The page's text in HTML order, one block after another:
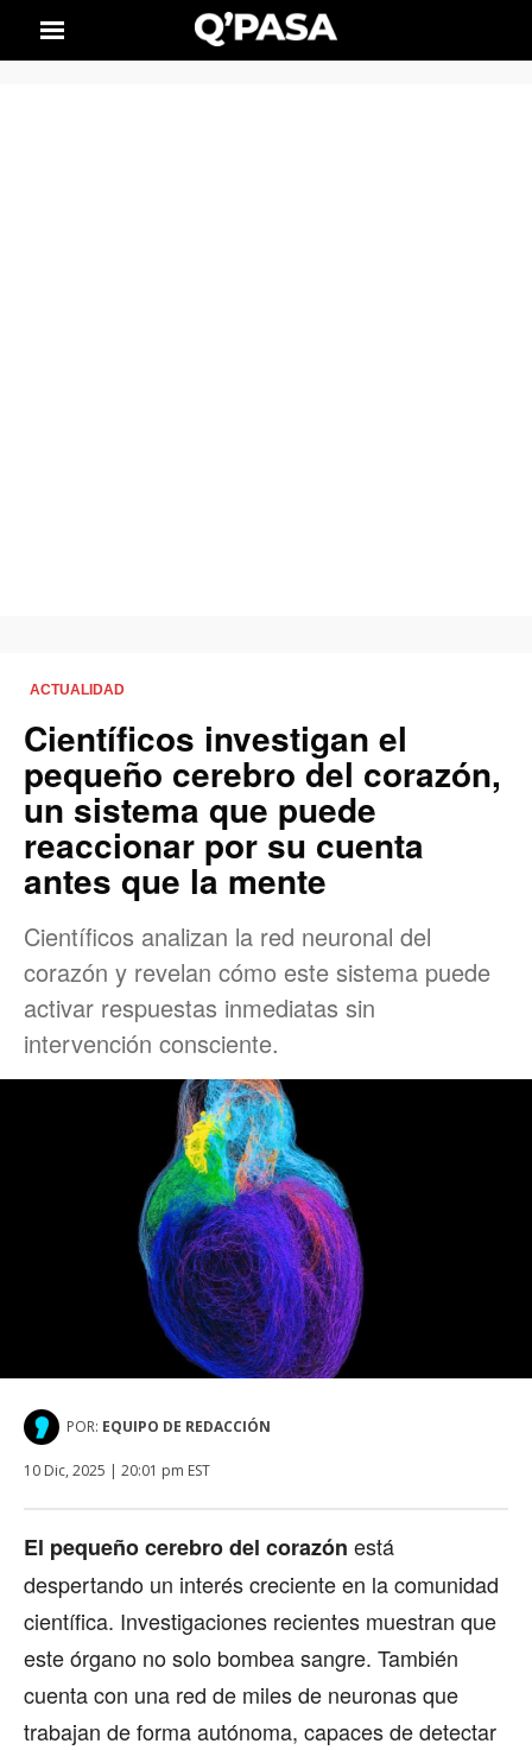
ACTUALIDAD
Científicos investigan el
pequeño cerebro del corazón,
un sistema que puede
reaccionar por su cuenta
antes que la mente
Científicos analizan la red neuronal del
corazón y revelan cómo este sistema puede
activar respuestas inmediatas sin
intervención consciente.
POR: EQUIPO DE REDACCIÓN
10 Dic, 2025 | 20:01 pm EST
El pequeño cerebro del corazón está
despertando un interés creciente en la comunidad
científica. Investigaciones recientes muestran que
este órgano no solo bombea sangre. También
cuenta con una red de miles de neuronas que
trabajan de forma autónoma, capaces de detectar